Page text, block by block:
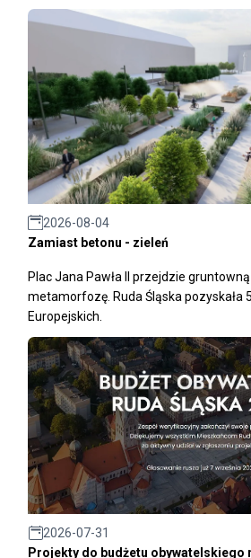
2026-08-04
Zamiast betonu - zieleń
Plac Jana Pawła II przejdzie
metamorfozę. Ruda Śląska pozyskała
Europejskich.
2026-07-31
Projekty do budżetu obywatelskiego